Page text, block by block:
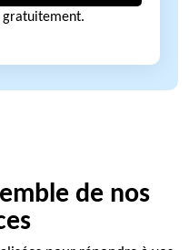
gratuitement.
de nos